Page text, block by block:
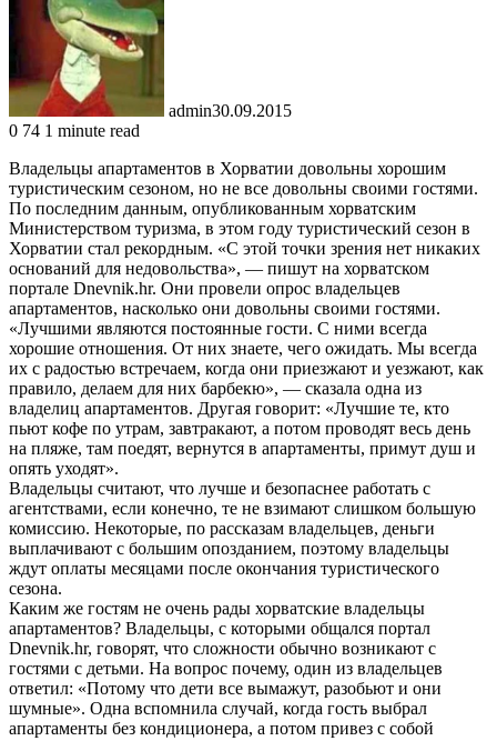
admin30.09.2015
0 74 1 minute read
Владельцы апартаментов в Хорватии довольны хорошим
туристическим сезоном, но не все довольны своими гостями.
По последним данным, опубликованным хорватским
Министерством туризма, в этом году туристический сезон в
Хорватии стал рекордным. «С этой точки зрения нет никаких
оснований для недовольства», — пишут на хорватском
портале Dnevnik.hr. Они провели опрос владельцев
апартаментов, насколько они довольны своими гостями.
«Лучшими являются постоянные гости. С ними всегда
хорошие отношения. От них знаете, чего ожидать. Мы всегда
их с радостью встречаем, когда они приезжают и уезжают, как
правило, делаем для них барбекю», — сказала одна из
владелиц апартаментов. Другая говорит: «Лучшие те, кто
пьют кофе по утрам, завтракают, а потом проводят весь день
на пляже, там поедят, вернутся в апартаменты, примут душ и
опять уходят».
Владельцы считают, что лучше и безопаснее работать с
агентствами, если конечно, те не взимают слишком большую
комиссию. Некоторые, по рассказам владельцев, деньги
выплачивают с большим опозданием, поэтому владельцы
ждут оплаты месяцами после окончания туристического
сезона.
Каким же гостям не очень рады хорватские владельцы
апартаментов? Владельцы, с которыми общался портал
Dnevnik.hr, говорят, что сложности обычно возникают с
гостями с детьми. На вопрос почему, один из владельцев
ответил: «Потому что дети все вымажут, разобьют и они
шумные». Одна вспомнила случай, когда гость выбрал
апартаменты без кондиционера, а потом привез с собой